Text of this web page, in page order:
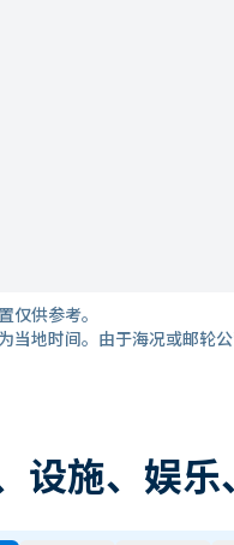
仅供参考。
当地时间。由于海况或邮轮
设施、娱乐